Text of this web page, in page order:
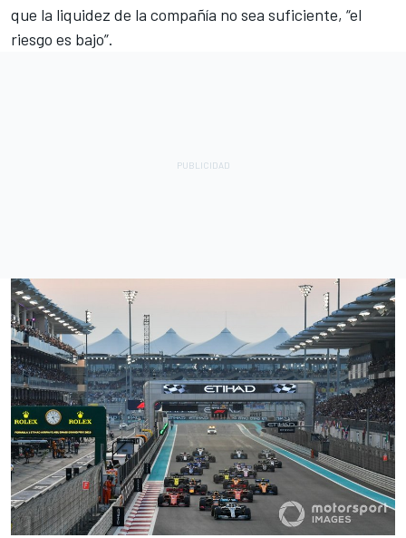
que la liquidez de la compañía no sea suficiente, “el
riesgo es bajo”.